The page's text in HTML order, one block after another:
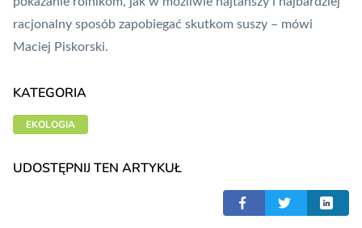
racjonalny sposób zapobiegać skutkom suszy – mówi
Maciej Piskorski.
KATEGORIA
EKOLOGIA
UDOSTĘPNIJ TEN ARTYKUŁ